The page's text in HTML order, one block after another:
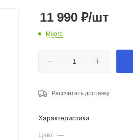
11 990 ₽/шт
Много
Рассчитать доставку
Характеристики
Цвет —